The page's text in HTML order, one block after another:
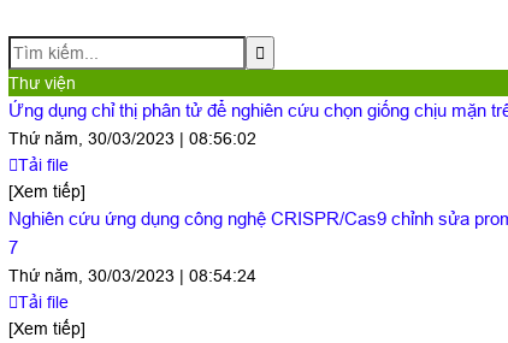
Thư viện
Ứng dụng chỉ thị phân tử để nghiên cứu chọn giống chịu mặn
Thứ năm, 30/03/2023 | 08:56:02
Tải file
[Xem tiếp]
Nghiên cứu ứng dụng công nghệ CRISPR/Cas9 chỉnh sửa
7
Thứ năm, 30/03/2023 | 08:54:24
Tải file
[Xem tiếp]